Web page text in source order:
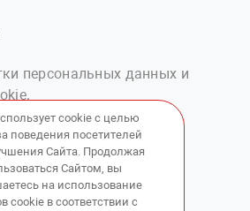
персональных данных и
№1»
43
15 вн.4
cookie с целью
поведения посетителей
Сайта. Продолжая
Сайтом, вы
на использование
cookie в соответствии с